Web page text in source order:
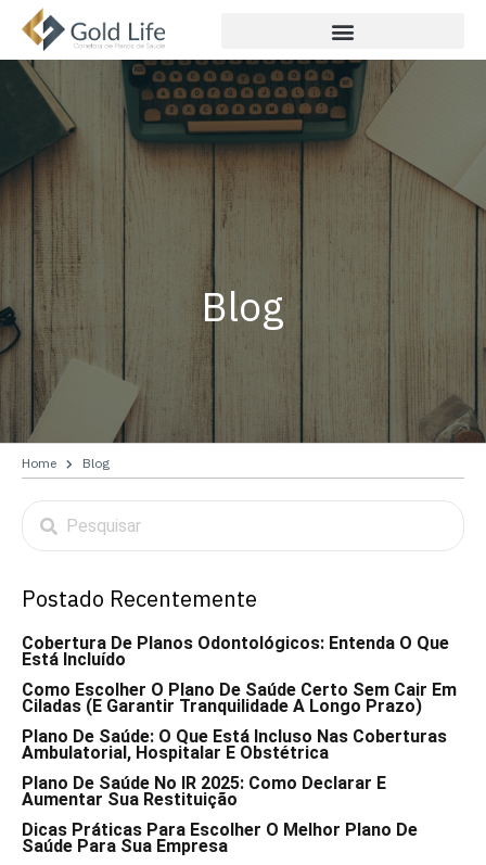
Blog
Home Blog
Postado Recentemente
Cobertura De Planos Odontológicos: Entenda O Que
Está Incluído
Como Escolher O Plano De Saúde Certo Sem Cair Em
Ciladas (e Garantir Tranquilidade A Longo Prazo)
Plano De Saúde: O Que Está Incluso Nas Coberturas
Ambulatorial, Hospitalar E Obstétrica
Plano De Saúde No IR 2025: Como Declarar E
Aumentar Sua Restituição
Dicas Práticas Para Escolher O Melhor Plano De
Saúde Para Sua Empresa